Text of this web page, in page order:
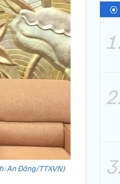
An Đăng/TTXVN)